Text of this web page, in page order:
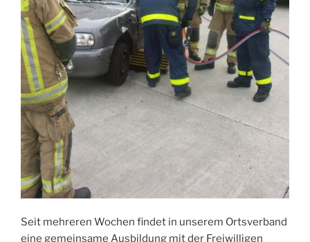
Seit mehreren Wochen findet in unserem Ortsverband
eine gemeinsame Ausbildung mit der Freiwilligen